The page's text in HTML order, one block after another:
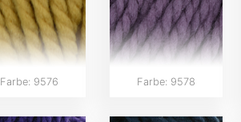
Farbe: 9576 Farbe: 9578